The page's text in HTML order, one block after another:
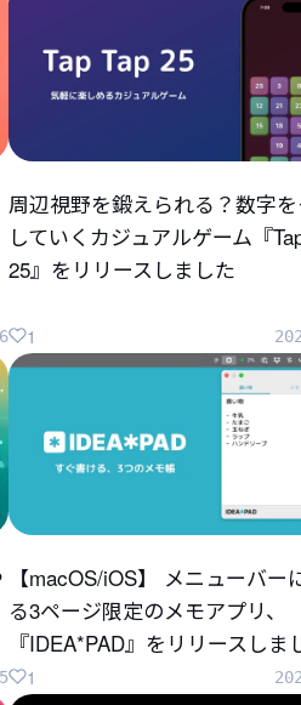
周辺視野を鍛えられる？数字
していくカジュアルゲーム『
25』をリリースしました
1
【macOS/iOS】 メニューバー
る3ページ限定のメモアプリ、
『IDEA*PAD』をリリースしま
1